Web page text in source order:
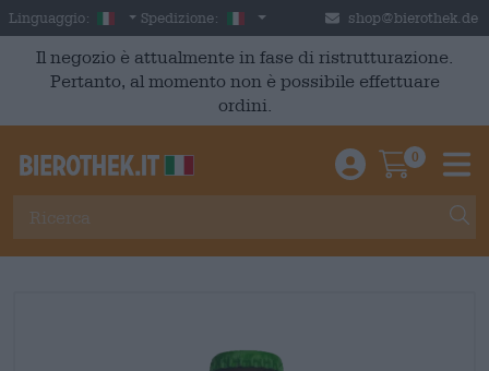
Skip to main content
Linguaggio: Italian
Spedizione: Italia shop@bierothek.de
Il negozio è attualmente in fase di ristrutturazione.
Pertanto, al momento non è possibile effettuare
ordini.
Einloggen /
0